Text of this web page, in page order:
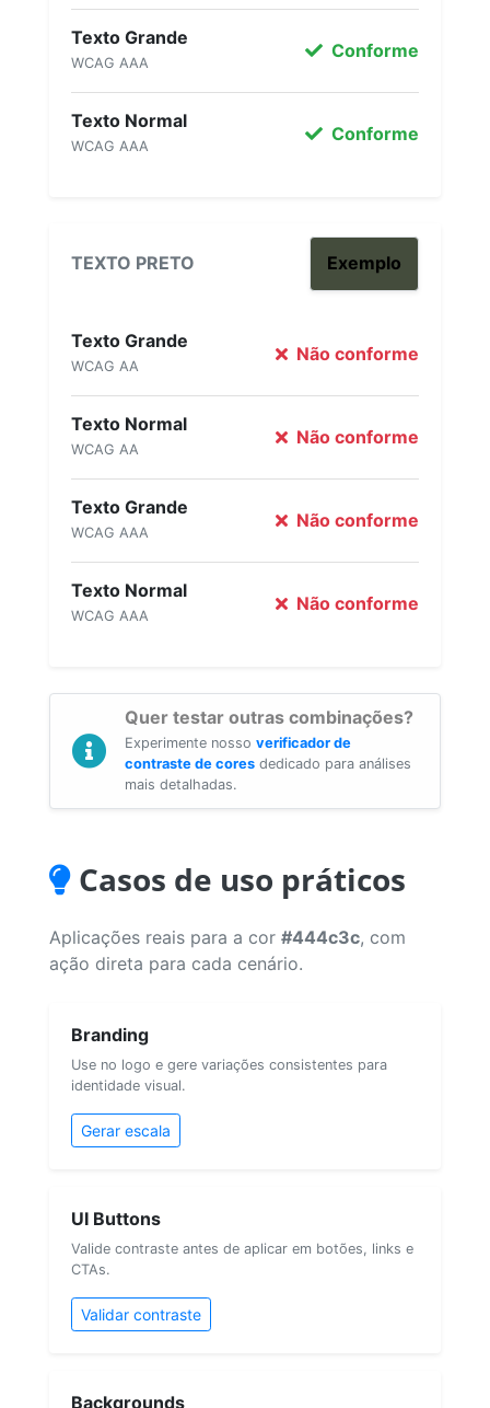
Texto Grande
WCAG AAA
Conforme
Texto Normal
WCAG AAA
Conforme
TEXTO PRETO Exemplo
Texto Grande
WCAG AA
Não conforme
Texto Normal
WCAG AA
Não conforme
Texto Grande
WCAG AAA
Não conforme
Texto Normal
WCAG AAA
Não conforme
Quer testar outras combinações?
Experimente nosso verificador de
contraste de cores dedicado para análises
mais detalhadas.
Casos de uso práticos
Aplicações reais para a cor #444c3c, com
ação direta para cada cenário.
Branding
Use no logo e gere variações consistentes para
identidade visual.
Gerar escala
UI Buttons
Valide contraste antes de aplicar em botões, links e
CTAs.
Validar contraste
Backgrounds